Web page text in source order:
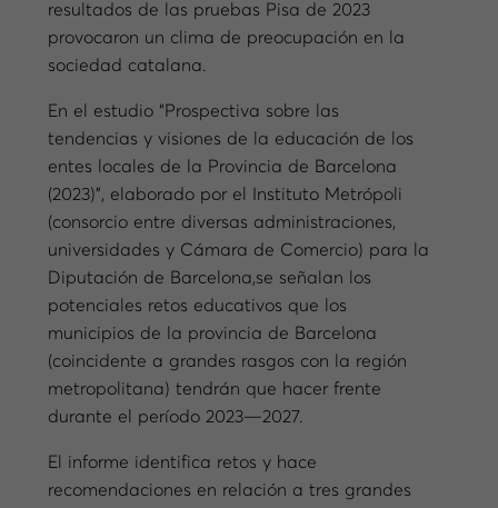
resultados de las pruebas Pisa de 2023
provocaron un clima de preocupación en la
sociedad catalana.
En el estudio “Prospectiva sobre las
tendencias y visiones de la educación de los
entes locales de la Provincia de Barcelona
(2023)”, elaborado por el Instituto Metrópoli
(consorcio entre diversas administraciones,
universidades y Cámara de Comercio) para la
Diputación de Barcelona,se señalan los
potenciales retos educativos que los
municipios de la provincia de Barcelona
(coincidente a grandes rasgos con la región
metropolitana) tendrán que hacer frente
durante el período 2023—2027.
El informe identifica retos y hace
recomendaciones en relación a tres grandes